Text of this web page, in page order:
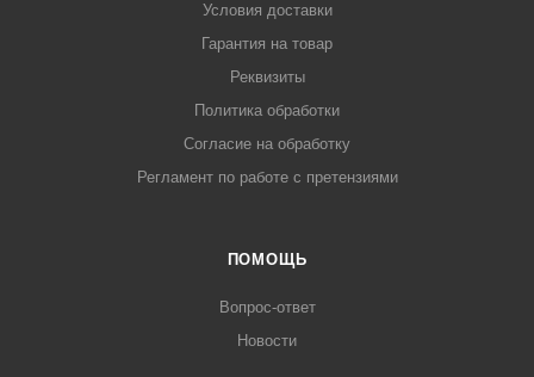
Условия доставки
Гарантия на товар
Реквизиты
Политика обработки
Согласие на обработку
Регламент по работе с претензиями
ПОМОЩЬ
Вопрос-ответ
Новости